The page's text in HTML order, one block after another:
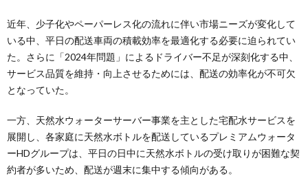
近年、少子化やペーパーレス化の流れに伴い市場ニーズが変化して
いる中、平日の配送車両の積載効率を最適化する必要に迫られてい
た。さらに「2024年問題」によるドライバー不足が深刻化する中、
サービス品質を維持・向上させるためには、配送の効率化が不可欠
となっていた。
一方、天然水ウォーターサーバー事業を主とした宅配水サービスを
展開し、各家庭に天然水ボトルを配送しているプレミアムウォータ
ーHDグループは、平日の日中に天然水ボトルの受け取りが困難な契
約者が多いため、配送が週末に集中する傾向がある。